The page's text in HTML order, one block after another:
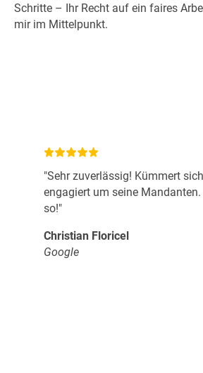
Schritte – Ihr Recht auf ein faires
mir im Mittelpunkt.
"Sehr zuverlässig! Kümmert
engagiert um seine Mandanten.
so!"
Christian Floricel
Google